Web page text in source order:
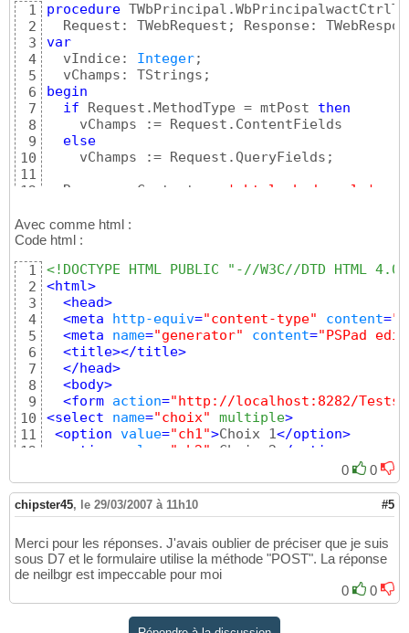
1
2
3
4
5
6
7
8
9
10
11
12
14
15
17
18
19
20
procedure
Request: TWebRequest; Response:
var
  vIndice:
Integer;
begin
if Request.MethodType = mtPost then
    vChamps := Request.ContentFields
else
    vChamps := Request.QueryFields;
  Response.Content :=
'<html><body><ul>'
for vIndice :=
// Tester ici si avant la chaine
  Response.Content := Response.Content +
end;
Avec comme html :
Code html :
1
2
3
4
5
6
7
8
9
10
11
12
14
15
16
18
19
<!DOCTYPE HTML PUBLIC "-//W3C//DTD HTML
<html>
<head>
<meta http-equiv="content-type" content=
<meta name="generator" content="PSPad
<title></title>
</head>
<body>
<form action="http://localhost:8282/
<select name="choix" multiple>
<option value="ch1">Choix 1</option>
option value "ch2" Choix 2 </ option
option>
</select>
<input type="submit"
</ body>
</ html >
0 0
chipster45, le 29/03/2007 à 11h10 #5
Merci pour les réponses. J'avais oublier de préciser que je suis
sous D7 et le formulaire utilise la méthode "POST". La réponse
de neilbgr est impeccable pour moi
0
0